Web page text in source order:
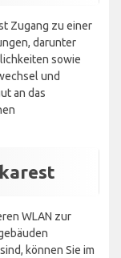
Zugang zu einer
darunter
sowie
und
an das
WLAN zur
können Sie im